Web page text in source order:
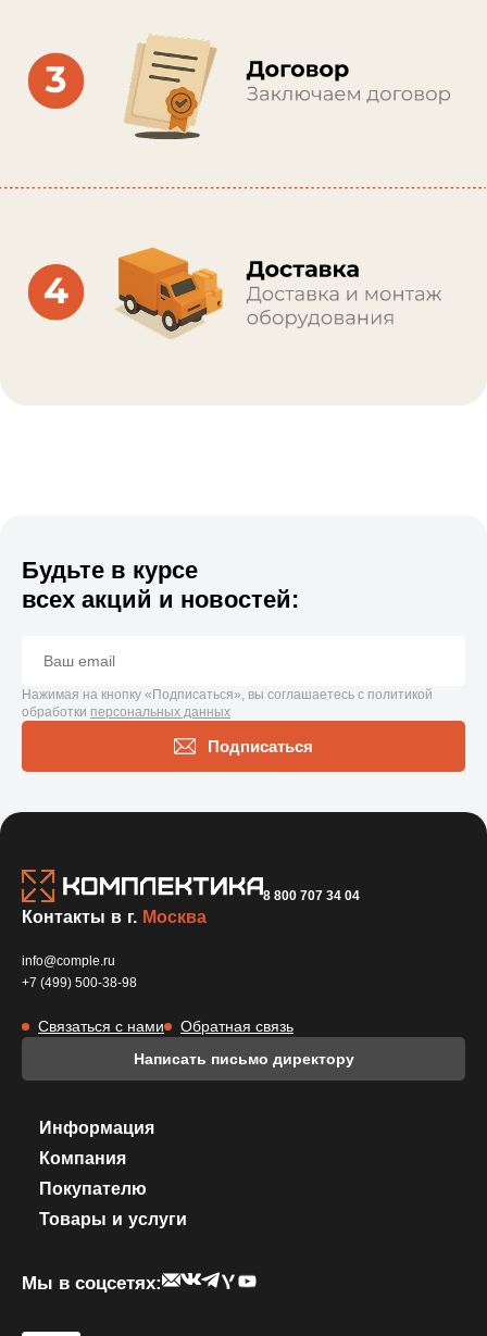
Будьте в курсе
всех акций и новостей:
Нажимая на кнопку «Подписаться», вы соглашаетесь с политикой
обработки персональных данных
Подписаться
8 800 707 34 04
Написать письмо директору
Информация
Компания
Покупателю
Товары и услуги
Контакты в г. Москва
info@comple.ru
+7 (499) 500-38-98
Связаться с нами Обратная связь
Мы в соцсетях: